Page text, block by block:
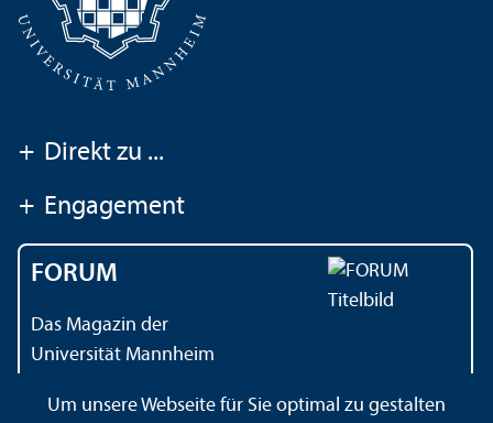
+ Direkt zu ...
+ Engagement
FORUM
Das Magazin der
Universität Mannheim
Um unsere Webseite für Sie optimal zu gestalten